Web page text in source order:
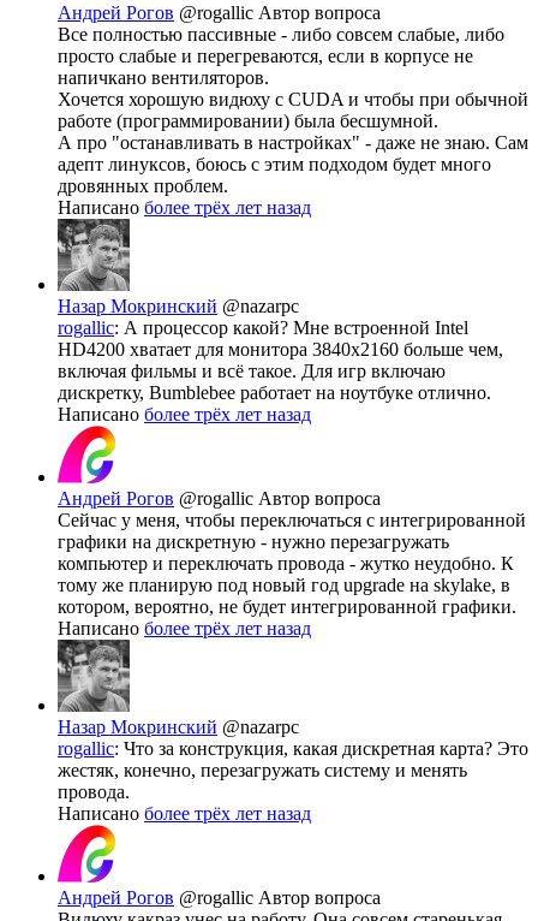
Андрей Рогов @rogallic Автор вопроса
Все полностью пассивные - либо совсем слабые, либо
просто слабые и перегреваются, если в корпусе не
напичкано вентиляторов.
Хочется хорошую видюху с CUDA и чтобы при обычной
работе (программировании) была бесшумной.
А про "останавливать в настройках" - даже не знаю. Сам
адепт линуксов, боюсь с этим подходом будет много
дровянных проблем.
Написано более трёх лет назад
Назар Мокринский @nazarpc
rogallic: А процессор какой? Мне встроенной Intel
HD4200 хватает для монитора 3840х2160 больше чем,
включая фильмы и всё такое. Для игр включаю
дискретку, Bumblebee работает на ноутбуке отлично.
Написано более трёх лет назад
Андрей Рогов @rogallic Автор вопроса
Сейчас у меня, чтобы переключаться с интегрированной
графики на дискретную - нужно перезагружать
компьютер и переключать провода - жутко неудобно. К
тому же планирую под новый год upgrade на skylake, в
котором, вероятно, не будет интегрированной графики.
Написано более трёх лет назад
Назар Мокринский @nazarpc
rogallic: Что за конструкция, какая дискретная карта? Это
жестяк, конечно, перезагружать систему и менять
провода.
Написано более трёх лет назад
Андрей Рогов @rogallic Автор вопроса